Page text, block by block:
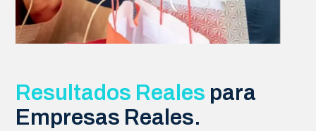
Resultados Reales para
Empresas Reales.